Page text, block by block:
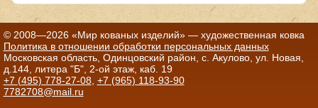
© 2008—2026 «Мир кованых изделий» — художественная ковка
Политика в отношении обработки персональных данных
Московская область, Одинцовский район, с. Акулово, ул. Новая,
д.144, литера "Б", 2-ой этаж, каб. 19
+7 (495) 778-27-08, +7 (965) 118-93-90
7782708@mail.ru